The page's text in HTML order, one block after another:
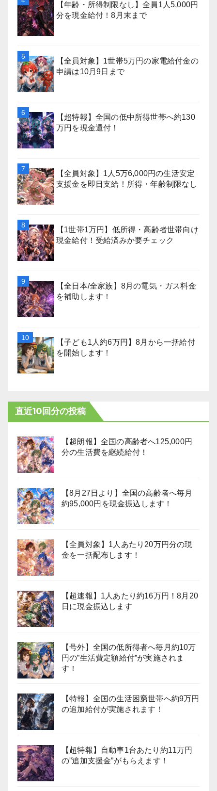
【年齢・所得制限なし】全員1人5,000円
分を現金給付！8月末まで
【全員対象】1世帯5万円の家電給付金の
申請は10月9日まで
【超特報】全国の低中所得世帯へ約130
万円を現金還付！
【全員対象】1人5万6,000円の生活安定
支援金を即日支給！所得・年齢制限なし
【1世帯1万円】低所得・高齢者世帯向け
現金給付！受給済みか要チェック
【全日本/全家族】8月の電気・ガス料金
を補助します！
【子ども1人約6万円】8月から一括給付
を開始します！
直近10回分の投稿
【超朗報】全国の高齢者へ125,000円
分の生活費を継続給付！
【8月27日より】全国の高齢者へ毎月
約95,000円を現金振込します！
【全員対象】1人あたり20万円分の現
金を一括配布します！
【超速報】1人あたり約16万円！8月20
日に現金振込します
【号外】全国の低所得者へ毎月約10万
円の”生活費定額給付”が実施されま
す！
【特報】全国の生活困窮世帯へ約9万円
の追加給付が実施されます！
【超特報】自動車1台あたり約11万円
の”追加支援金”がもらえます！